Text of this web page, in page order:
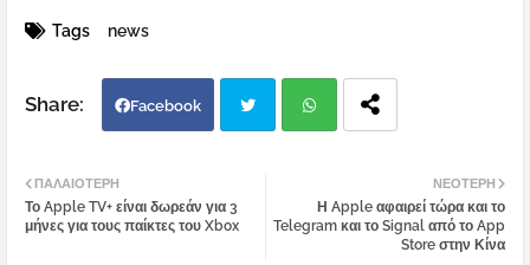
Tags news
Facebook
tter atsa
ΝΕΌΤΕΡΗ
Η Apple αφαιρεί τώρα και το
Telegram και το Signal από το App
Store στην Κίνα
ΠΑΛΑΙΌΤΕΡΗ
Το Apple TV+ είναι δωρεάν για 3
μήνες για τους παίκτες του Xbox